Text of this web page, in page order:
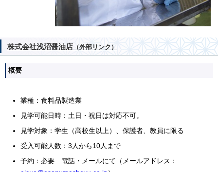
株式会社浅沼醤油店 （外部リンク）
概要
業種：食料品製造業
見学可能日時：土日・祝日は対応不可。
見学対象：学生（高校生以上）、保護者、教員に限る
受入可能人数：3人から10人まで
予約：必要 電話・メールにて（メールアドレス：